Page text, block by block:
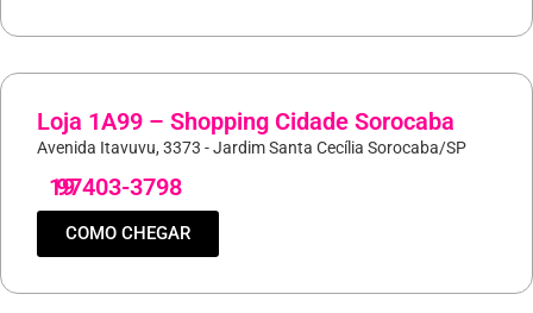
Loja 1A99 – Shopping Cidade Sorocaba
Avenida Itavuvu, 3373 - Jardim Santa Cecília Sorocaba/SP
19
97403-3798
COMO CHEGAR